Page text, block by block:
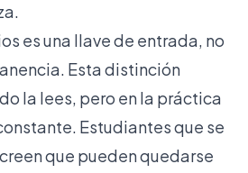
es una llave de entrada, no
Esta distinción
la lees, pero en la práctica
Estudiantes que se
que pueden quedarse